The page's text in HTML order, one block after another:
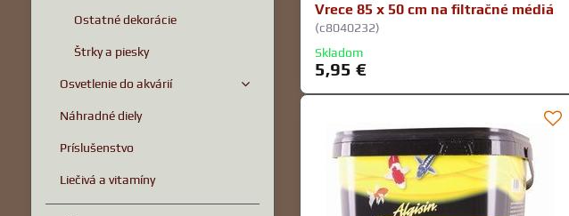
Vrece 85 x 50 cm na filtračné médiá
(c8040232)
Skladom
5,95 €
Ostatné dekorácie
Štrky a piesky
Osvetlenie do akvárií
Náhradné diely
Príslušenstvo
Liečivá a vitamíny